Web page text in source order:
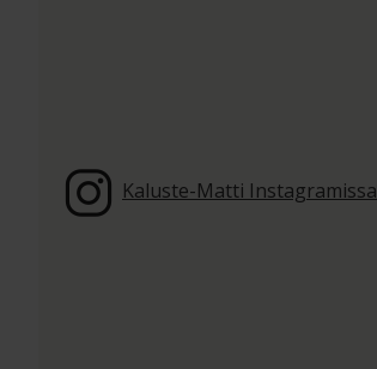
Kaluste-Matti Instagramissa